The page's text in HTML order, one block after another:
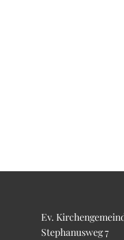
Ev.
Stephanusweg 7